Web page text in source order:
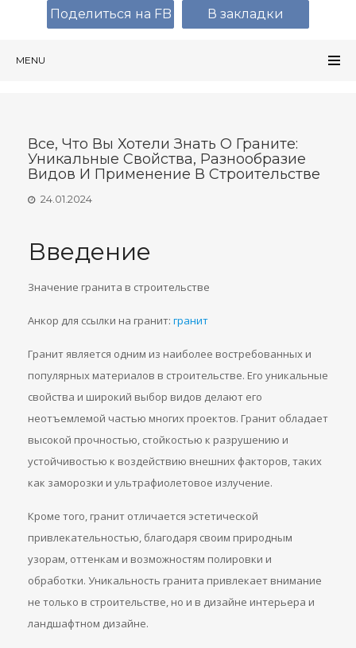
MENU
Все, Что Вы Хотели Знать О Граните:
Уникальные Свойства, Разнообразие
Видов И Применение В Строительстве
24.01.2024
Введение
Значение гранита в строительстве
Анкор для ссылки на гранит: гранит
Гранит является одним из наиболее востребованных и
популярных материалов в строительстве. Его уникальные
свойства и широкий выбор видов делают его
неотъемлемой частью многих проектов. Гранит обладает
высокой прочностью, стойкостью к разрушению и
устойчивостью к воздействию внешних факторов, таких
как заморозки и ультрафиолетовое излучение.
Кроме того, гранит отличается эстетической
привлекательностью, благодаря своим природным
узорам, оттенкам и возможностям полировки и
обработки. Уникальность гранита привлекает внимание
не только в строительстве, но и в дизайне интерьера и
ландшафтном дизайне.
Поделиться на FB В закладки